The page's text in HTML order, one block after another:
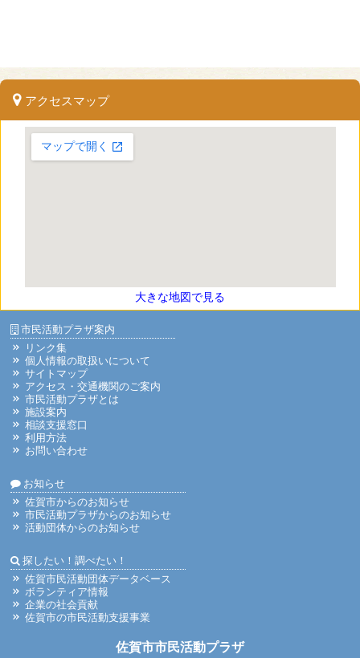
アクセスマップ
大きな地図で見る
市民活動プラザ案内
リンク集
個人情報の取扱いについて
サイトマップ
アクセス・交通機関のご案内
市民活動プラザとは
施設案内
相談支援窓口
利用方法
お問い合わせ
お知らせ
佐賀市からのお知らせ
市民活動プラザからのお知らせ
活動団体からのお知らせ
探したい！調べたい！
佐賀市民活動団体データベース
ボランティア情報
企業の社会貢献
佐賀市の市民活動支援事業
佐賀市市民活動プラザ